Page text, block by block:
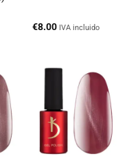
€8.00 IVA incluido